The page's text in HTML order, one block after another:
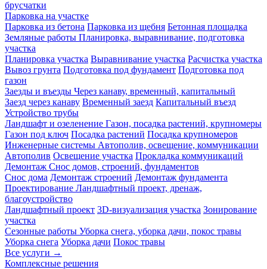
брусчатки
Парковка на участке
Парковка из бетона Парковка из щебня Бетонная площадка
Земляные работы Планировка, выравнивание, подготовка
участка
Планировка участка Выравнивание участка Расчистка участка
Вывоз грунта Подготовка под фундамент Подготовка под
газон
Заезды и въезды Через канаву, временный, капитальный
Заезд через канаву Временный заезд Капитальный въезд
Устройство трубы
Ландшафт и озеленение Газон, посадка растений, крупномеры
Газон под ключ Посадка растений Посадка крупномеров
Инженерные системы Автополив, освещение, коммуникации
Автополив Освещение участка Прокладка коммуникаций
Демонтаж Снос домов, строений, фундаментов
Снос дома Демонтаж строений Демонтаж фундамента
Проектирование Ландшафтный проект, дренаж,
благоустройство
Ландшафтный проект 3D-визуализация участка Зонирование
участка
Сезонные работы Уборка снега, уборка дачи, покос травы
Уборка снега Уборка дачи Покос травы
Все услуги →
Комплексные решения